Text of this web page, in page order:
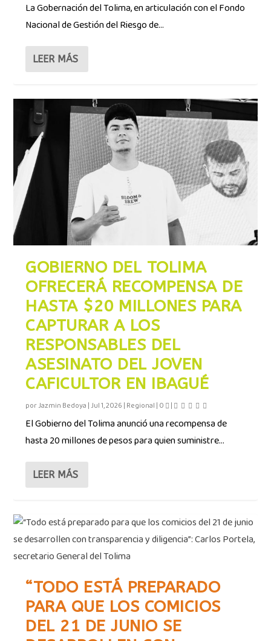
La Gobernación del Tolima, en articulación con el Fondo
Nacional de Gestión del Riesgo de...
LEER MÁS
GOBIERNO DEL TOLIMA
OFRECERÁ RECOMPENSA DE
HASTA $20 MILLONES PARA
CAPTURAR A LOS
RESPONSABLES DEL
ASESINATO DEL JOVEN
CAFICULTOR EN IBAGUÉ
porJazmin Bedoya | Jul 1, 2026 | Regional | 0 |
El Gobierno del Tolima anunció una recompensa de
hasta 20 millones de pesos para quien suministre...
LEER MÁS
“TODO ESTÁ PREPARADO
PARA QUE LOS COMICIOS
DEL 21 DE JUNIO SE